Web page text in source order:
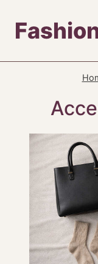
content